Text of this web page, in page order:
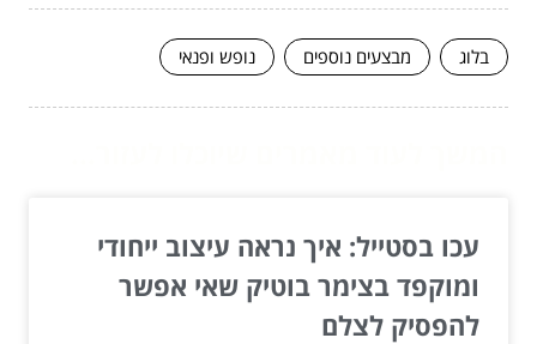
בלוג מבצעים נוספים נופש ופנאי
עכו בסטייל: איך נראה עיצוב ייחודי
ומוקפד בצימר בוטיק שאי אפשר
להפסיק לצלם